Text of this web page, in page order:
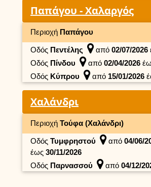
Παπάγου - Χαλαργός
Περιοχή Παπάγου
Οδός Πεντέλης από 02/07/2026
Οδός Πίνδου από 02/04/2026
Οδός Κύπρου από 15/01/2026
Χαλάνδρι
Περιοχή Τούφα (Χαλάνδρι)
Οδός Τυμφρηστού από 04/06/
έως 30/11/2026
Οδός Παρνασσού από 04/12/